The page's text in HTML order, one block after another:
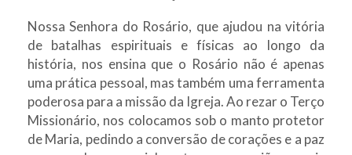
Nossa Senhora do Rosário, que ajudou na vitória
de batalhas espirituais e físicas ao longo da
história, nos ensina que o Rosário não é apenas
uma prática pessoal, mas também uma ferramenta
poderosa para a missão da Igreja. Ao rezar o Terço
Missionário, nos colocamos sob o manto protetor
de Maria, pedindo a conversão de corações e a paz